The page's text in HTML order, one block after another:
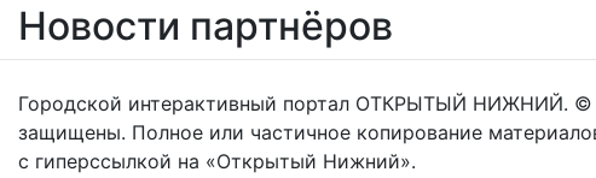
Новости партнёров
Городской интерактивный портал ОТКРЫТЫЙ НИЖНИЙ. ©
защищены. Полное или частичное копирование
с гиперссылкой на «Открытый Нижний».